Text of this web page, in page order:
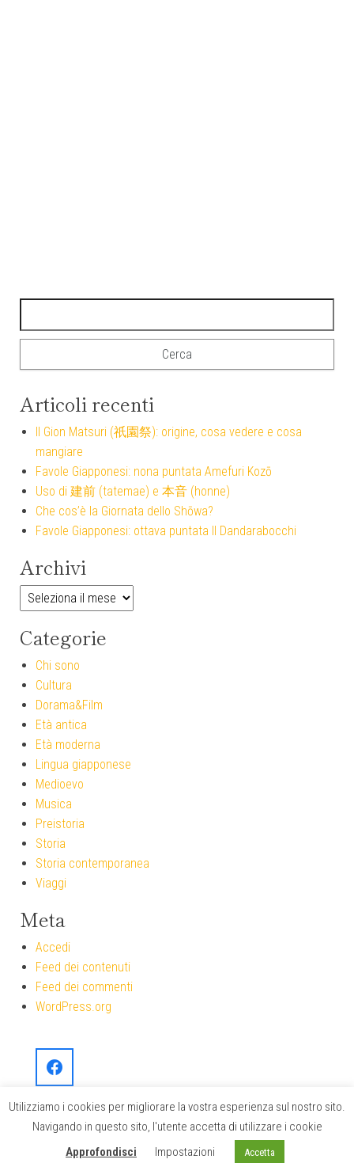
Articoli recenti
Il Gion Matsuri (祇園祭): origine, cosa vedere e cosa
mangiare
Favole Giapponesi: nona puntata Amefuri Kozō
Uso di 建前 (tatemae) e 本音 (honne)
Che cos’è la Giornata dello Shōwa?
Favole Giapponesi: ottava puntata Il Dandarabocchi
Archivi
Categorie
Chi sono
Cultura
Dorama&Film
Età antica
Età moderna
Lingua giapponese
Medioevo
Musica
Preistoria
Storia
Storia contemporanea
Viaggi
Meta
Accedi
Feed dei contenuti
Feed dei commenti
WordPress.org
Okaeri.it| Bentornati in Giappone
Utilizziamo i cookies per migliorare la vostra esperienza sul nostro sito.
Navigando in questo sito, l'utente accetta di utilizzare i cookie
Approfondisci
Impostazioni Accetta